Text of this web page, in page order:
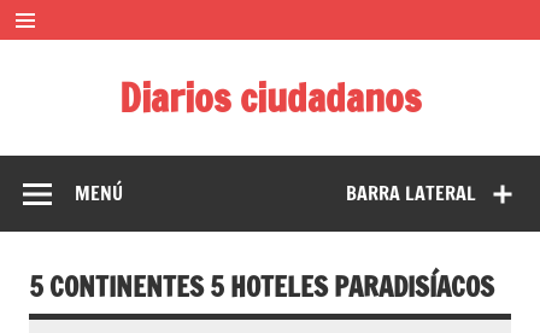
Saltar
contenido
Diarios ciudadanos
BARRA LATERAL
MENÚ
5 CONTINENTES 5 HOTELES PARADISÍACOS